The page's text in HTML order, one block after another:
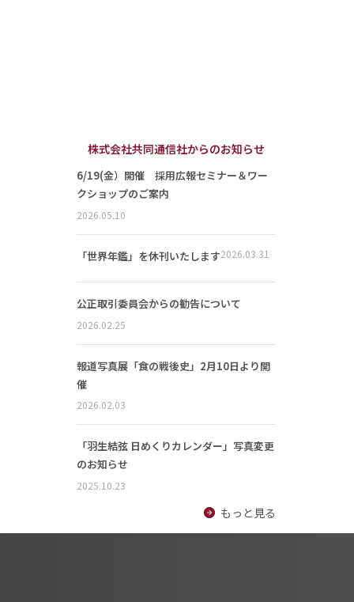
株式会社共同通信社からのお知らせ
6/19(金）開催 採用広報セミナー＆ワー
クショップのご案内
2026.05.10
「世界年鑑」を休刊いたします2026.03.31
公正取引委員会からの勧告について
2026.02.25
報道写真展「食の戦後史」2月10日より開
催
2026.02.03
「羽生結弦 日めくりカレンダー」写真変更
のお知らせ
2025.10.23
もっと見る